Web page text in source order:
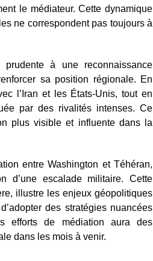
le médiateur. Cette dynamique
ne correspondent pas toujours à
prudente à une reconnaissance
sa position régionale. En
l’Iran et les États-Unis, tout en
par des rivalités intenses. Ce
plus visible et influente dans la
entre Washington et Téhéran,
d’une escalade militaire. Cette
illustre les enjeux géopolitiques
des stratégies nuancées
efforts de médiation aura des
dans les mois à venir.